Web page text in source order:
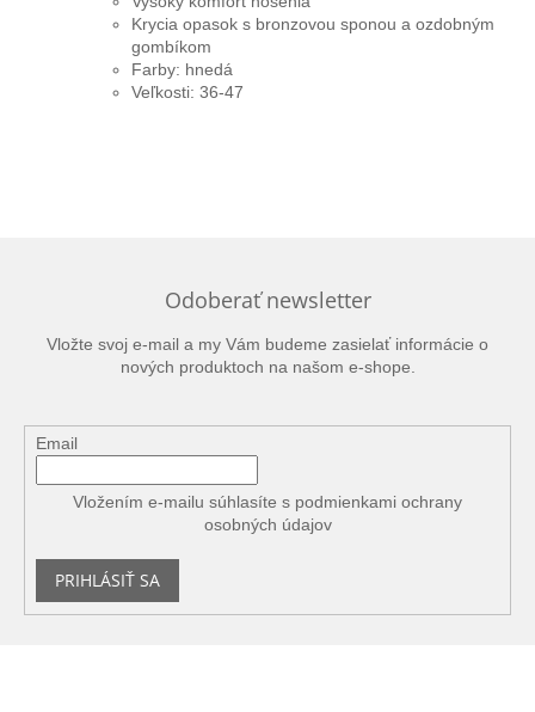
Krycia opasok s bronzovou sponou a ozdobným
gombíkom
Farby: hnedá
Veľkosti: 36-47
Odoberať newsletter
Vložte svoj e-mail a my Vám budeme zasielať informácie o
nových produktoch na našom e-shope.
Email
Vložením e-mailu súhlasíte s podmienkami ochrany
osobných údajov
PRIHLÁSIŤ SA